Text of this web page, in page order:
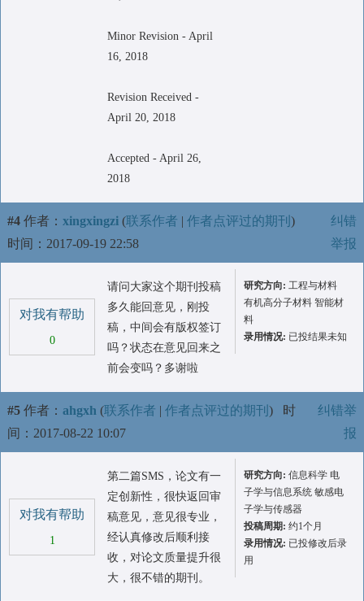
Minor Revision - April
16, 2018
Revision Received -
April 20, 2018
Accepted - April 26,
2018
#4 作者： xingxingzi (联系作者 | 作者点评过的期刊 )
时间：2017-09-19 22:58
纠错
举报
对我有帮助
0
请问大家这个期刊投稿
多久能回意见，刚投
稿，中间会有版权签订
吗？状态在意见回来之
前会变吗？多谢啦
研究方向: 工程与材料
有机高分子材料 智能材
料
录用情况: 已投结果未知
#5 作者： ahgxh (联系作者 | 作者点评过的期刊 ) 时
间：2017-08-22 10:07
纠错举
报
对我有帮助
1
第二篇SMS，论文有一
定创新性，很快返回审
稿意见，意见很专业，
经认真修改后顺利接
收，对论文质量提升很
大，很不错的期刊。
研究方向: 信息科学 电
子学与信息系统 敏感电
子学与传感器
投稿周期: 约1个月
录用情况: 已投修改后录
用